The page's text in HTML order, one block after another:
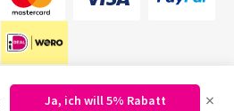
Ja, ich will 5% Rabatt ×